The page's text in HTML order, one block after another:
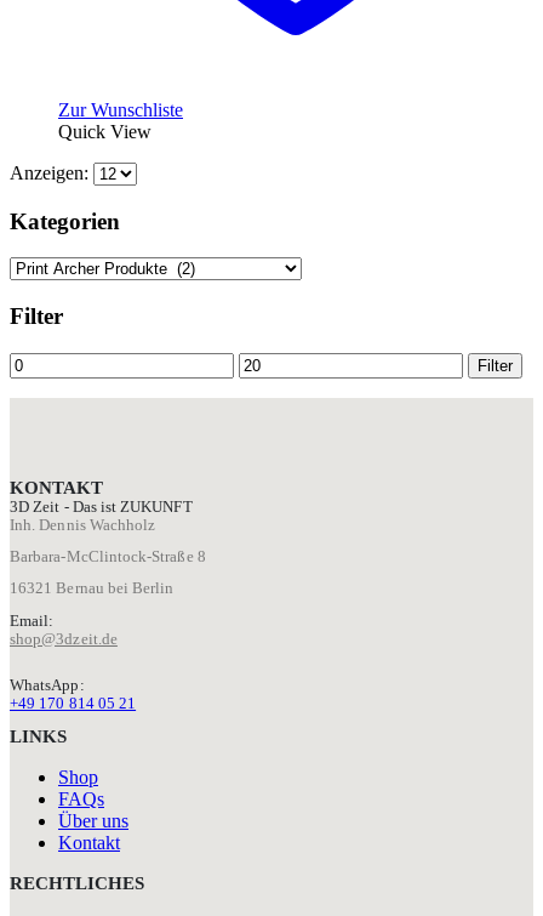
Zur Wunschliste
Quick View
Anzeigen:
Kategorien
Filter
Min.
Preis
Max.
Preis
Filter
KONTAKT
3D Zeit - Das ist ZUKUNFT
Inh. Dennis Wachholz
Barbara-McClintock-Straße 8
16321 Bernau bei Berlin
Email:
shop@3dzeit.de
WhatsApp:
+49 170 814 05 21
LINKS
Shop
FAQs
Über uns
Kontakt
RECHTLICHES